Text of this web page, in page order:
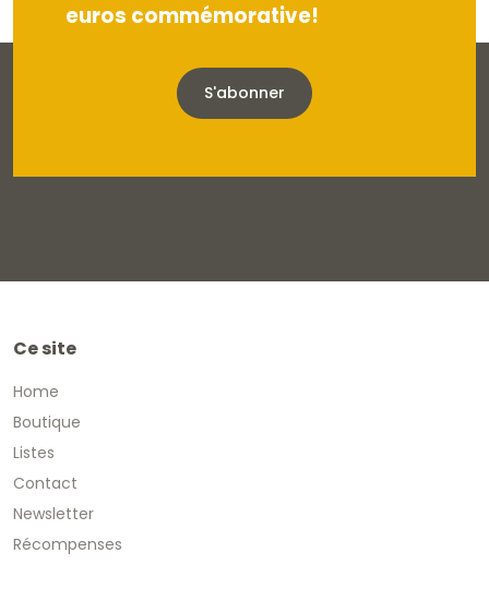
euros commémorative!
S'abonner
Ce site
Home
Boutique
Listes
Contact
Newsletter
Récompenses